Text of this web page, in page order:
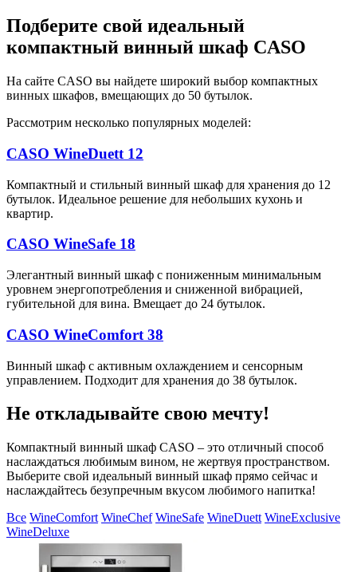
Подберите свой идеальный
компактный винный шкаф CASO
На сайте CASO вы найдете широкий выбор компактных
винных шкафов, вмещающих до 50 бутылок.
Рассмотрим несколько популярных моделей:
CASO WineDuett 12
Компактный и стильный винный шкаф для хранения до 12
бутылок. Идеальное решение для небольших кухонь и
квартир.
CASO WineSafe 18
Элегантный винный шкаф с пониженным минимальным
уровнем энергопотребления и сниженной вибрацией,
губительной для вина. Вмещает до 24 бутылок.
CASO WineComfort 38
Винный шкаф с активным охлаждением и сенсорным
управлением. Подходит для хранения до 38 бутылок.
Не откладывайте свою мечту!
Компактный винный шкаф CASO – это отличный способ
наслаждаться любимым вином, не жертвуя пространством.
Выберите свой идеальный винный шкаф прямо сейчас и
наслаждайтесь безупречным вкусом любимого напитка!
Все WineComfort WineChef WineSafe WineDuett WineExclusive
WineDeluxe